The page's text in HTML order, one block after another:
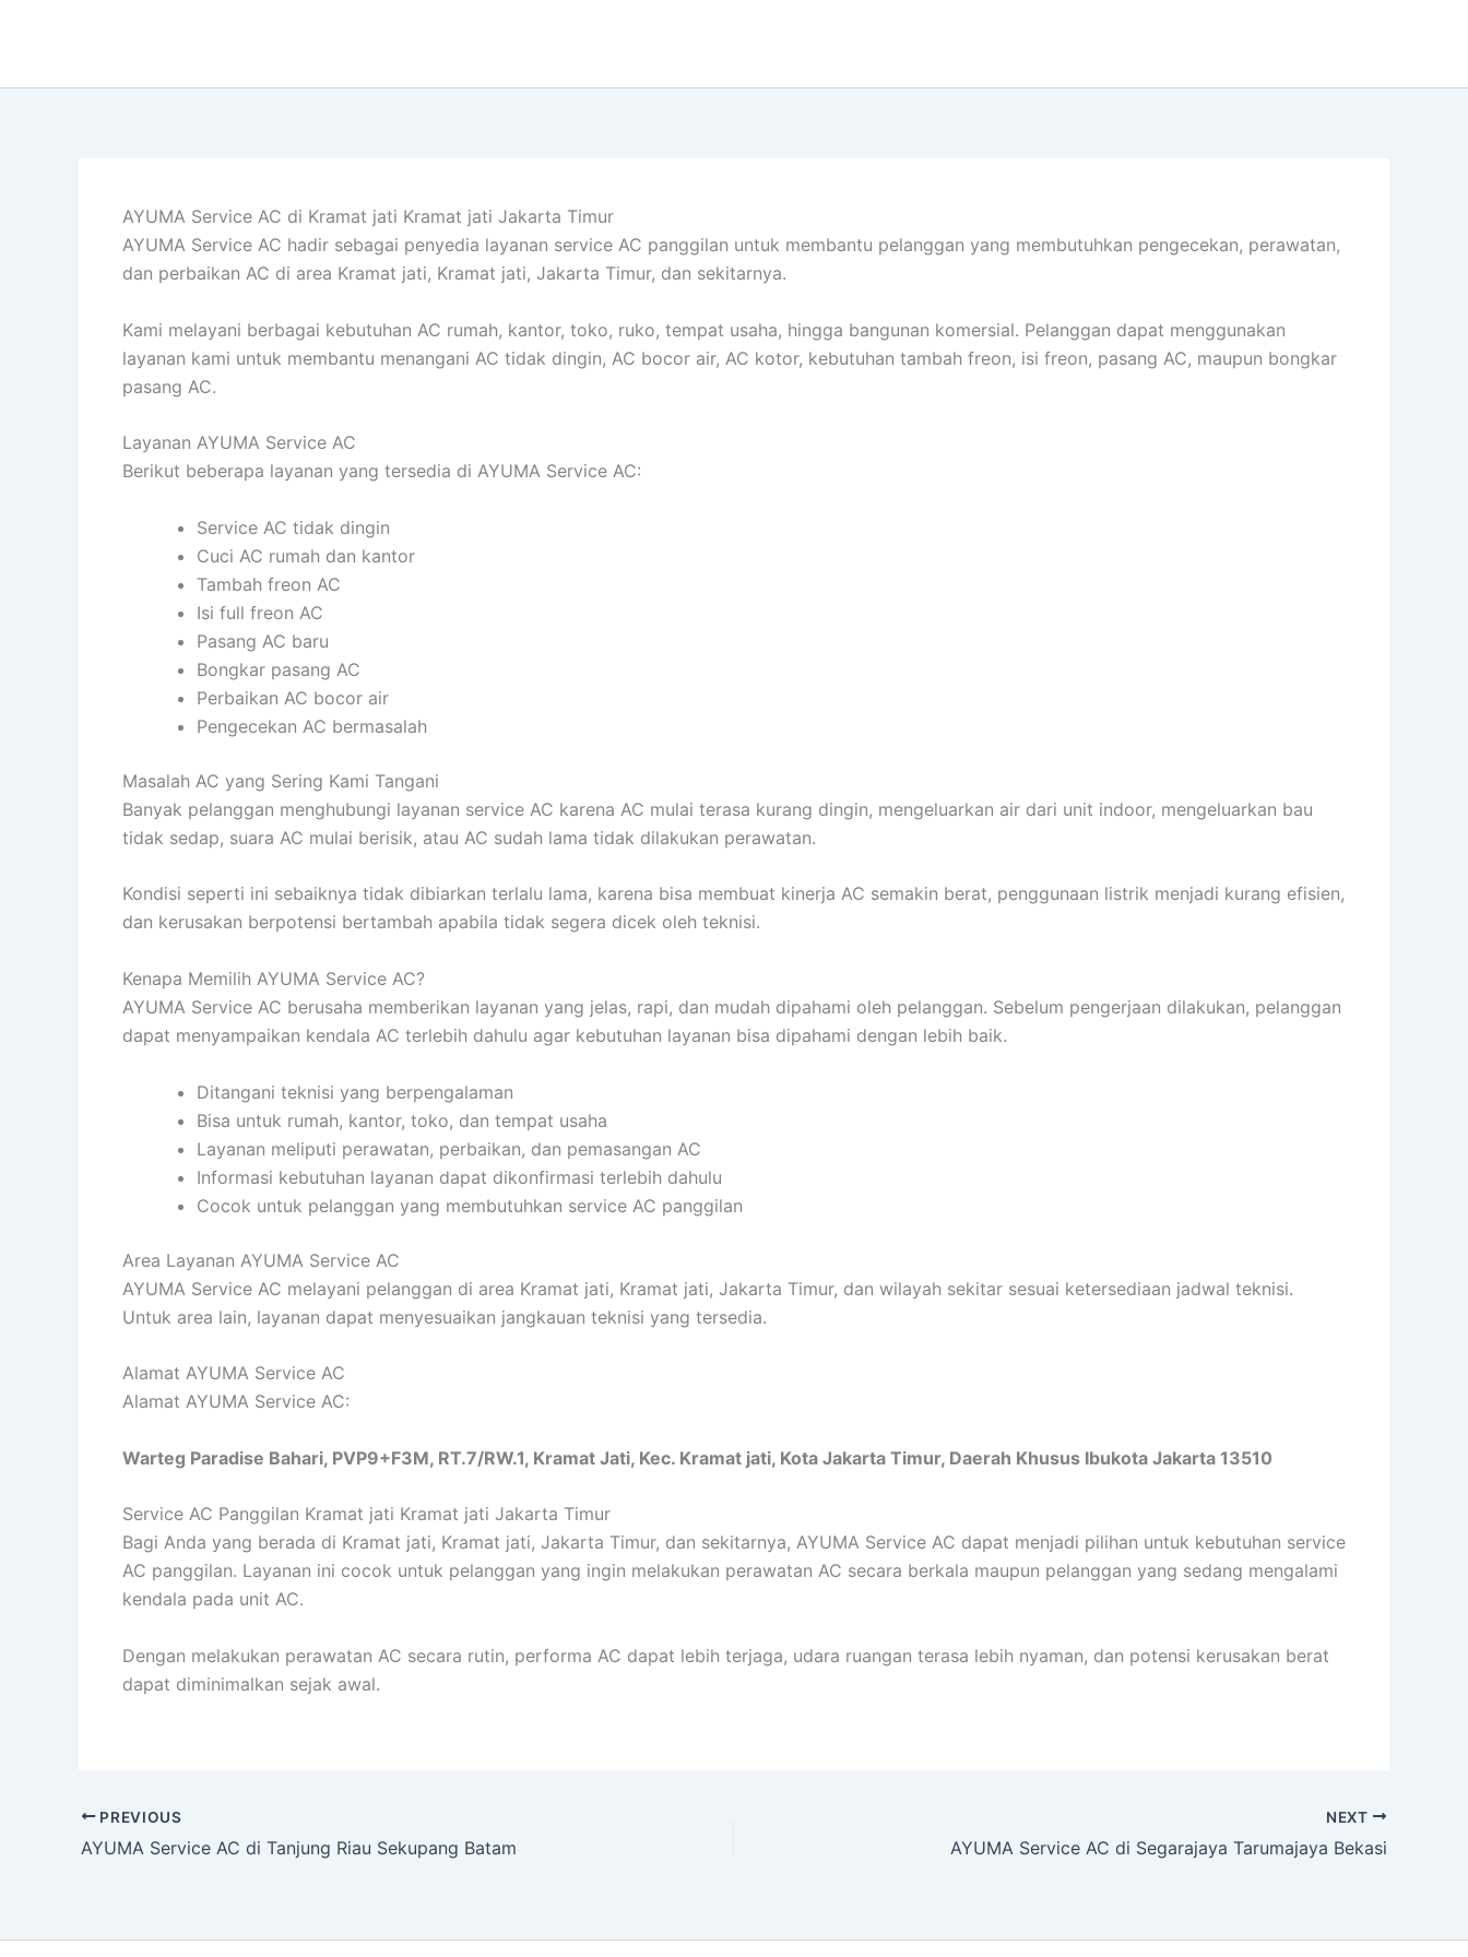
AYUMA Service AC di Kramat jati Kramat jati Jakarta Timur
AYUMA Service AC hadir sebagai penyedia layanan service AC panggilan untuk membantu pelanggan yang membutuhkan pengecekan, perawatan,
dan perbaikan AC di area Kramat jati, Kramat jati, Jakarta Timur, dan sekitarnya.
Kami melayani berbagai kebutuhan AC rumah, kantor, toko, ruko, tempat usaha, hingga bangunan komersial. Pelanggan dapat menggunakan
layanan kami untuk membantu menangani AC tidak dingin, AC bocor air, AC kotor, kebutuhan tambah freon, isi freon, pasang AC, maupun bongkar
pasang AC.
Layanan AYUMA Service AC
Berikut beberapa layanan yang tersedia di AYUMA Service AC:
Service AC tidak dingin
Cuci AC rumah dan kantor
Tambah freon AC
Isi full freon AC
Pasang AC baru
Bongkar pasang AC
Perbaikan AC bocor air
Pengecekan AC bermasalah
Masalah AC yang Sering Kami Tangani
Banyak pelanggan menghubungi layanan service AC karena AC mulai terasa kurang dingin, mengeluarkan air dari unit indoor, mengeluarkan bau
tidak sedap, suara AC mulai berisik, atau AC sudah lama tidak dilakukan perawatan.
Kondisi seperti ini sebaiknya tidak dibiarkan terlalu lama, karena bisa membuat kinerja AC semakin berat, penggunaan listrik menjadi kurang efisien,
dan kerusakan berpotensi bertambah apabila tidak segera dicek oleh teknisi.
Kenapa Memilih AYUMA Service AC?
AYUMA Service AC berusaha memberikan layanan yang jelas, rapi, dan mudah dipahami oleh pelanggan. Sebelum pengerjaan dilakukan, pelanggan
dapat menyampaikan kendala AC terlebih dahulu agar kebutuhan layanan bisa dipahami dengan lebih baik.
Ditangani teknisi yang berpengalaman
Bisa untuk rumah, kantor, toko, dan tempat usaha
Layanan meliputi perawatan, perbaikan, dan pemasangan AC
Informasi kebutuhan layanan dapat dikonfirmasi terlebih dahulu
Cocok untuk pelanggan yang membutuhkan service AC panggilan
Area Layanan AYUMA Service AC
AYUMA Service AC melayani pelanggan di area Kramat jati, Kramat jati, Jakarta Timur, dan wilayah sekitar sesuai ketersediaan jadwal teknisi.
Untuk area lain, layanan dapat menyesuaikan jangkauan teknisi yang tersedia.
Alamat AYUMA Service AC
Alamat AYUMA Service AC:
Warteg Paradise Bahari, PVP9+F3M, RT.7/RW.1, Kramat Jati, Kec. Kramat jati, Kota Jakarta Timur, Daerah Khusus Ibukota Jakarta 13510
Service AC Panggilan Kramat jati Kramat jati Jakarta Timur
Bagi Anda yang berada di Kramat jati, Kramat jati, Jakarta Timur, dan sekitarnya, AYUMA Service AC dapat menjadi pilihan untuk kebutuhan service
AC panggilan. Layanan ini cocok untuk pelanggan yang ingin melakukan perawatan AC secara berkala maupun pelanggan yang sedang mengalami
kendala pada unit AC.
Dengan melakukan perawatan AC secara rutin, performa AC dapat lebih terjaga, udara ruangan terasa lebih nyaman, dan potensi kerusakan berat
dapat diminimalkan sejak awal.
PREVIOUS
AYUMA Service AC di Tanjung Riau Sekupang Batam
NEXT
AYUMA Service AC di Segarajaya Tarumajaya Bekasi